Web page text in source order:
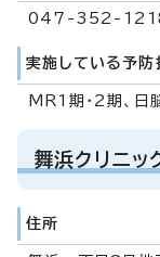
047-352-
実施している予防
MR1期・2期、日
舞浜クリニッ
住所